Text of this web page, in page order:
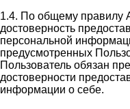
1.4. По общему правилу
достоверность
персональной
предусмотренных
Пользователь обязан
достоверности
информации о себе.